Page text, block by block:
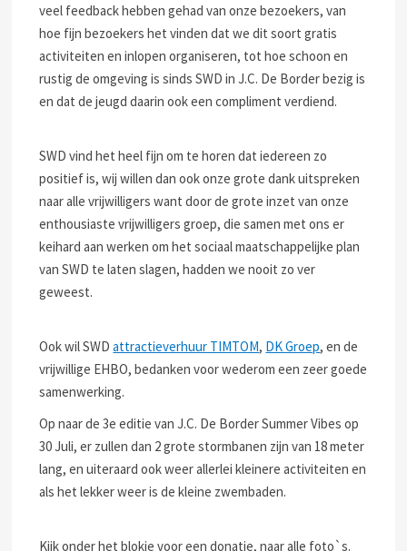
veel feedback hebben gehad van onze bezoekers, van
hoe fijn bezoekers het vinden dat we dit soort gratis
activiteiten en inlopen organiseren, tot hoe schoon en
rustig de omgeving is sinds SWD in J.C. De Border bezig is
en dat de jeugd daarin ook een compliment verdiend.
SWD vind het heel fijn om te horen dat iedereen zo
positief is, wij willen dan ook onze grote dank uitspreken
naar alle vrijwilligers want door de grote inzet van onze
enthousiaste vrijwilligers groep, die samen met ons er
keihard aan werken om het sociaal maatschappelijke plan
van SWD te laten slagen, hadden we nooit zo ver
geweest.
Ook wil SWDattractieverhuur TIMTOM, DK Groep, en de
vrijwillige EHBO, bedanken voor wederom een zeer goede
samenwerking.
Op naar de 3e editie van J.C. De Border Summer Vibes op
30 Juli, er zullen dan 2 grote stormbanen zijn van 18 meter
lang, en uiteraard ook weer allerlei kleinere activiteiten en
als het lekker weer is de kleine zwembaden.
Kijk onder het blokje voor een donatie, naar alle foto`s.